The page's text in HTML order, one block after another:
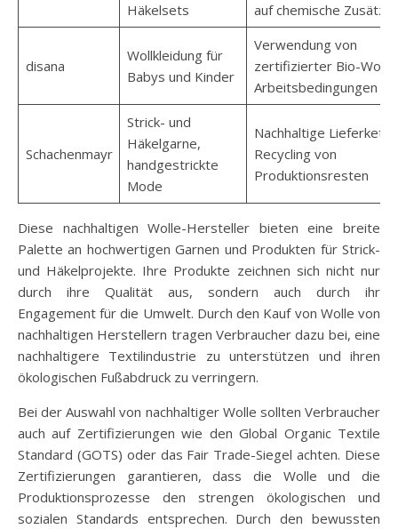
Häkelsets
auf chemische Zusätze
disana
Wollkleidung für
Babys und Kinder
Verwendung von
zertifizierter Bio-
Arbeitsbedingungen
Schachenmayr
Strick- und
Häkelgarne,
handgestrickte
Mode
Nachhaltige
Recycling von
Produktionsresten
Diese nachhaltigen Wolle-Hersteller bieten eine breite
Palette an hochwertigen Garnen und Produkten für Strick-
und Häkelprojekte. Ihre Produkte zeichnen sich nicht nur
durch ihre Qualität aus, sondern auch durch ihr
Engagement für die Umwelt. Durch den Kauf von Wolle von
nachhaltigen Herstellern tragen Verbraucher dazu bei, eine
nachhaltigere Textilindustrie zu unterstützen und ihren
ökologischen Fußabdruck zu verringern.
Bei der Auswahl von nachhaltiger Wolle sollten Verbraucher
auch auf Zertifizierungen wie den Global Organic Textile
Standard (GOTS) oder das Fair Trade-Siegel achten. Diese
Zertifizierungen garantieren, dass die Wolle und die
Produktionsprozesse den strengen ökologischen und
sozialen Standards entsprechen. Durch den bewussten